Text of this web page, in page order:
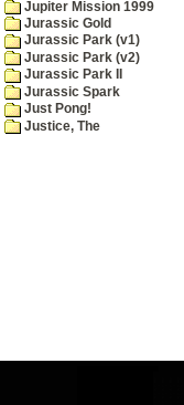
Jupiter Mission 1999
Jurassic Gold
Jurassic Park (v1)
Jurassic Park (v2)
Jurassic Park II
Jurassic Spark
Just Pong!
Justice, The